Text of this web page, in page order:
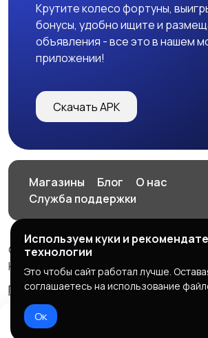
Крутите колесо фортуны,
бонусы, удобно ищите и
объявления - все это в нашем
приложении!
Скачать APK
Магазины Блог
О нас
Служба поддержки
© 2026 HOP.UZ
HOP.UZ
Правила сервиса
Политика
Используем куки и
технологии
Это чтобы сайт работал лучше.
соглашаетесь на использование
Ок